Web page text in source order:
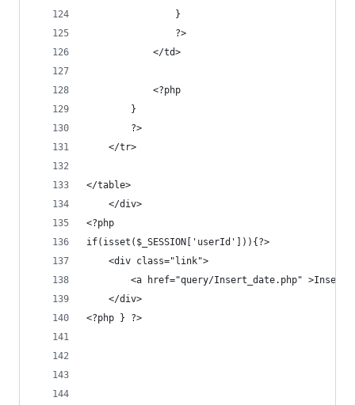
                }
                ?>
            </td>
            <?php
        }
        ?>
    </tr>
</table>
    </div>
<?php
if(isset($_SESSION['userId'])){?>
    <div class="link">
<a href="query/Insert_date.php"
    </div>
<?php } ?>